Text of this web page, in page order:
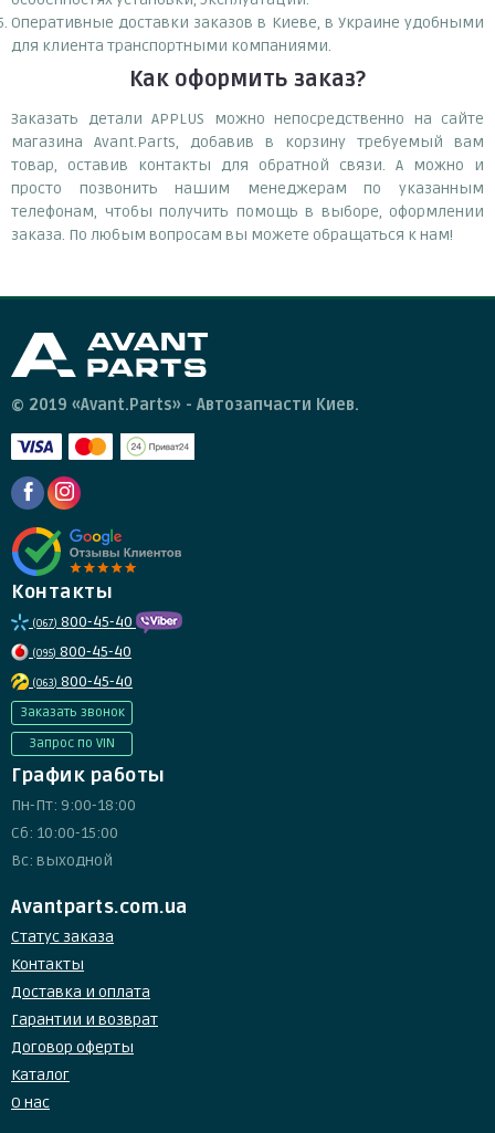
Оперативные доставки заказов в Киеве, в Украине удобными
для клиента транспортными компаниями.
Как оформить заказ?
Заказать детали APPLUS можно непосредственно на сайте
магазина Avant.Parts, добавив в корзину требуемый вам
товар, оставив контакты для обратной связи. А можно и
просто позвонить нашим менеджерам по указанным
телефонам, чтобы получить помощь в выборе, оформлении
заказа. По любым вопросам вы можете обращаться к нам!
© 2019 «Avant.Parts» - Автозапчасти Киев.
Контакты
(067) 800-45-40
(095) 800-45-40
(063) 800-45-40
Заказать звонок
Запрос по VIN
График работы
Пн-Пт: 9:00-18:00
Сб: 10:00-15:00
Вс: выходной
Avantparts.com.ua
Статус заказа
Контакты
Доставка и оплата
Гарантии и возврат
Договор оферты
Каталог
О нас